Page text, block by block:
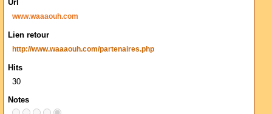
Url
www.waaaouh.com
Lien retour
http://www.waaaouh.com/partenaires.php
Hits
30
Notes